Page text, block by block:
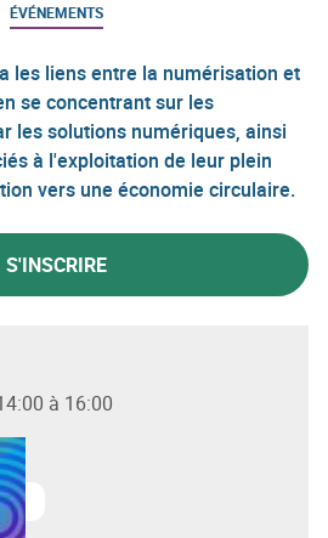
ÉVÉNEMENTS
les liens entre la numérisation et
se concentrant sur les
les solutions numériques, ainsi
à l'exploitation de leur plein
vers une économie circulaire.
S'INSCRIRE
à 16:00